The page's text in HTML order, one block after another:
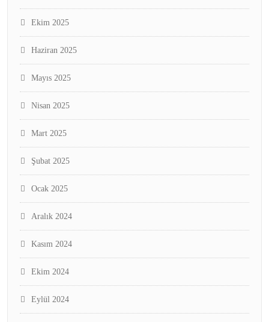
Ekim 2025
Haziran 2025
Mayıs 2025
Nisan 2025
Mart 2025
Şubat 2025
Ocak 2025
Aralık 2024
Kasım 2024
Ekim 2024
Eylül 2024